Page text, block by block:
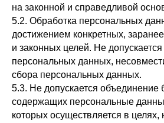
на законной и справедливой
5.2. Обработка персональных
достижением конкретных,
и законных целей. Не
персональных данных,
сбора персональных данных.
5.3. Не допускается объединение
содержащих персональные
которых осуществляется в